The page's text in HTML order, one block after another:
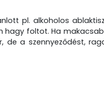
pl. alkoholos
hagy foltot. Ha
de a szennyeződést,